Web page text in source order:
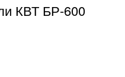
КВТ БР-600